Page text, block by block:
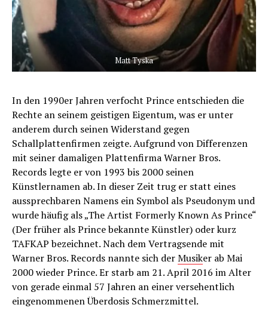
Matt Tyska
In den 1990er Jahren verfocht Prince entschieden die
Rechte an seinem geistigen Eigentum, was er unter
anderem durch seinen Widerstand gegen
Schallplattenfirmen zeigte. Aufgrund von Differenzen
mit seiner damaligen Plattenfirma Warner Bros.
Records legte er von 1993 bis 2000 seinen
Künstlernamen ab. In dieser Zeit trug er statt eines
aussprechbaren Namens ein Symbol als Pseudonym und
wurde häufig als „The Artist Formerly Known As Prince“
(Der früher als Prince bekannte Künstler) oder kurz
TAFKAP bezeichnet. Nach dem Vertragsende mit
Warner Bros. Records nannte sich derMusiker ab Mai
2000 wieder Prince. Er starb am 21. April 2016 im Alter
von gerade einmal 57 Jahren an einer versehentlich
eingenommenen Überdosis Schmerzmittel.